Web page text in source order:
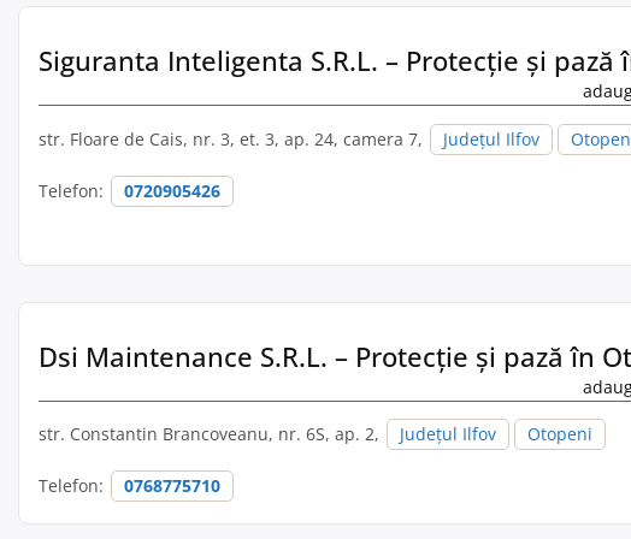
Siguranta Inteligenta S.R.L. – Protecție și pază
str. Floare de Cais, nr. 3, et. 3, ap. 24, camera 7, Județul Ilfov
Telefon: 0720905426
Dsi Maintenance S.R.L. – Protecție și pază în
str. Constantin Brancoveanu, nr. 6S, ap. 2, Județul Ilfov Otopeni
Telefon: 0768775710